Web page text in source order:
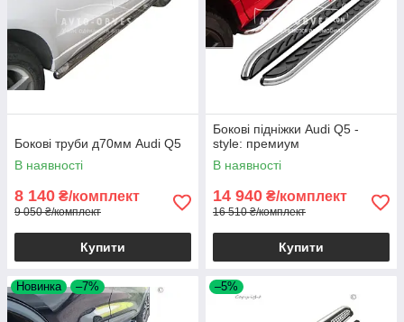
Бокові труби д70мм Audi Q5
В наявності
8 140 ₴/комплект
9 050 ₴/комплект
Купити
Бокові підніжки Audi Q5 -
style: премиум
В наявності
14 940 ₴/комплект
16 510 ₴/комплект
Купити
Новинка –7% –5%